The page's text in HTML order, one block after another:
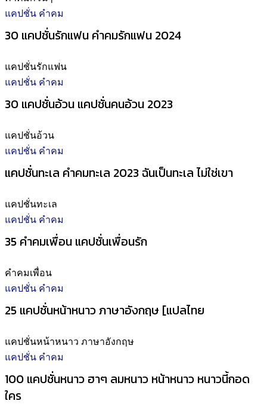
แคปชั่น คำคม
30 แคปชั่นรักแฟน คำคมรักแฟน 2024
แคปชั่นรักแฟน
แคปชั่น คำคม
30 แคปชั่นอ้วน แคปชั่นคนอ้วน 2023
แคปชั่นอ้วน
แคปชั่น คำคม
แคปชั่นทะเล คำคมทะเล 2023 ฉันเป็นทะเล ไม่ใช่เขา
แคปชั่นทะเล
แคปชั่น คำคม
35 คำคมเพื่อน แคปชั่นเพื่อนรัก
คำคมเพื่อน
แคปชั่น คำคม
25 แคปชั่นหน้าหนาว ภาษาอังกฤษ [แปลไทย
แคปชั่นหน้าหนาว ภาษาอังกฤษ
แคปชั่น คำคม
100 แคปชั่นหนาว ฮาๆ ลมหนาว หน้าหนาว หนาวนี้กอด
ใคร